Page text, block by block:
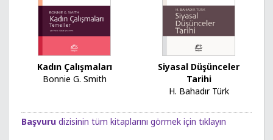
Kadın Çalışmaları
Bonnie G. Smith
Siyasal Düşünceler
Tarihi
H. Bahadır Türk
Başvuru dizisinin tüm kitaplarını görmek için tıklayın